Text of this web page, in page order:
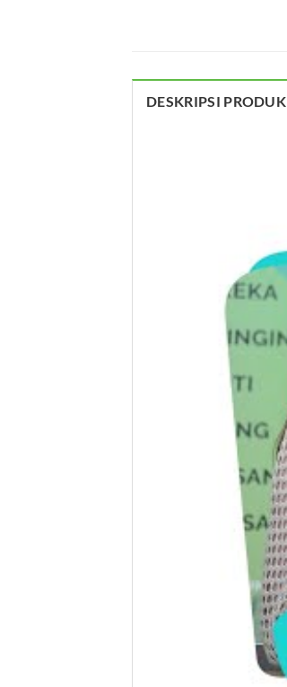
DESKRIPSI PRODUK